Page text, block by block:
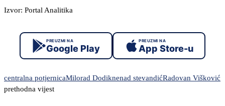
Izvor: Portal Analitika
PREUZMI NA
Google Play
PREUZMI NA
App Store-u
centralna potjernicaMilorad Dodiknenad stevandićRadovan Višković
prethodna vijest